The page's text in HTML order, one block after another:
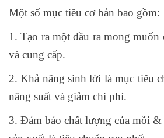
Một số mục tiêu cơ bản bao gồm:
1. Tạo ra một đầu ra mong muốn
và cung cấp.
2. Khả năng sinh lời là mục tiêu
năng suất và giảm chi phí.
3. Đảm bảo chất lượng của mỗi